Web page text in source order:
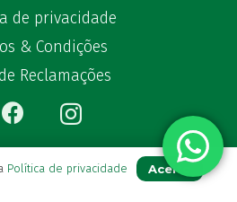
de privacidade
& Condições
Reclamações
Para Si
Política de privacidade Aceito